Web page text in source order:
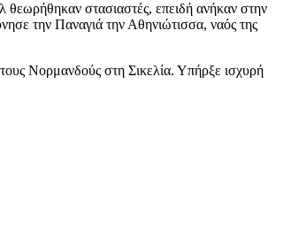
θεωρήθηκαν στασιαστές, επειδή ανήκαν στην
την Παναγιά την Αθηνιώτισσα, ναός της
Νορμανδούς στη Σικελία. Υπήρξε ισχυρή